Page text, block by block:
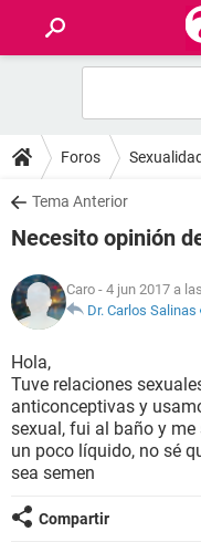
FOROS
SALUD
NUTRICIÓN
BIENESTAR
SEXUALIDAD
GLOSARIO
Foros
Tema Anterior
Necesito opinión
Caro - 4 jun 2017 a
Dr. Carlos Salinas
Hola,
Tuve relaciones
anticonceptivas y
sexual, fui al baño y
un poco líquido, no sé
sea semen
Compartir